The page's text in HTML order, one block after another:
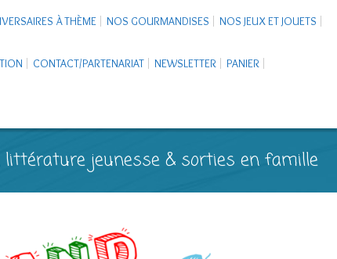
À THÈME NOS GOURMANDISES NOS JEUX ET JOUETS
CONTACT/PARTENARIAT NEWSLETTER PANIER
littérature jeunesse & sorties en famille